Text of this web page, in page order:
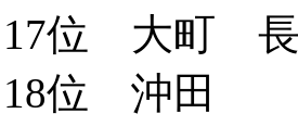
17位 大町 長
18位 沖田 淳